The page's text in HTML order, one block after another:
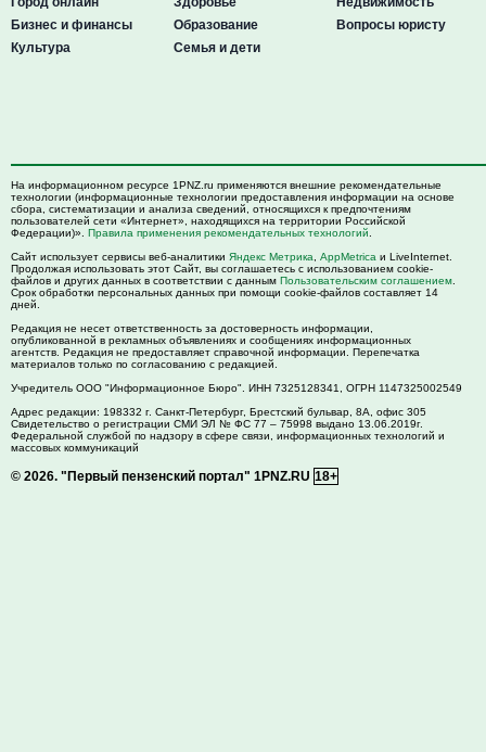
Бизнес и финансы
Культура
Образование
Семья и дети
Вопросы юристу
На информационном ресурсе 1PNZ.ru применяются внешние рекомендательные
технологии (информационные технологии предоставления информации на основе
сбора, систематизации и анализа сведений, относящихся к предпочтениям
пользователей сети «Интернет», находящихся на территории Российской
Федерации)». Правила применения рекомендательных технологий
Сайт использует сервисы веб-аналитики Яндекс Метрика AppMetrica и LiveInternet.
Продолжая использовать этот Сайт, вы соглашаетесь с использованием cookie-
файлов и других данных в соответствии с данным Пользовательским соглашением
Срок обработки персональных данных при помощи cookie-файлов составляет 14
дней.
Редакция не несет ответственность за достоверность информации,
опубликованной в рекламных объявлениях и сообщениях информационных
агентств. Редакция не предоставляет справочной информации. Перепечатка
материалов только по согласованию с редакцией.
Учредитель ООО "Информационное Бюро". ИНН 7325128341, ОГРН 1147325002549
Адрес редакции: 198332 г. Санкт-Петербург, Брестский бульвар, 8А, офис 305
Свидетельство о регистрации СМИ ЭЛ № ФС 77 – 75998 выдано 13.06.2019г.
Федеральной службой по надзору в сфере связи, информационных технологий и
массовых коммуникаций
© 2026. "Первый пензенский портал" 1PNZ.RU 18+